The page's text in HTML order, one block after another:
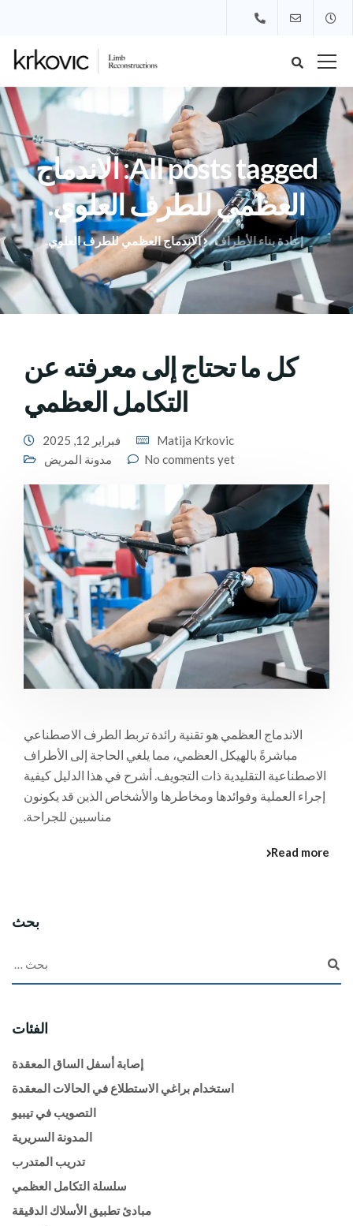
All posts tagged: الاندماج
العظمي للطرف العلوي.
إعادة بناء الأطراف الاندماج العظمي للطرف العلوي.
كل ما تحتاج إلى معرفته عن
التكامل العظمي
فبراير 12, 2025
Matija Krkovic
مدونة المريض
No comments yet
الاندماج العظمي هو تقنية رائدة تربط الطرف الاصطناعي
مباشرةً بالهيكل العظمي، مما يلغي الحاجة إلى الأطراف
الاصطناعية التقليدية ذات التجويف. أشرح في هذا الدليل كيفية
إجراء العملية وفوائدها ومخاطرها والأشخاص الذين قد يكونون
مناسبين للجراحة.
Read more
بحث
الفئات
إصابة أسفل الساق المعقدة
استخدام براغي الاستطلاع في الحالات المعقدة
التصويب في تيبيو
المدونة السريرية
تدريب المتدرب
سلسلة التكامل العظمي
مبادئ تطبيق الأسلاك الدقيقة